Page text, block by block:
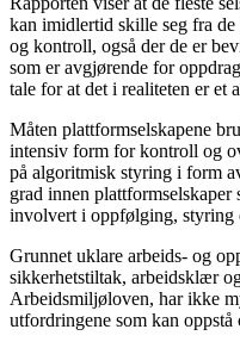
kan imidlertid skille seg fra
og kontroll, også der de er
som er avgjørende for
tale for at det i realiteten er et
Måten plattformselskapene
intensiv form for kontroll og
på algoritmisk styring i form
grad innen
involvert i oppfølging, styring
Grunnet uklare arbeids- og
sikkerhetstiltak, arbeidsklær
Arbeidsmiljøloven, har ikke
utfordringene som kan